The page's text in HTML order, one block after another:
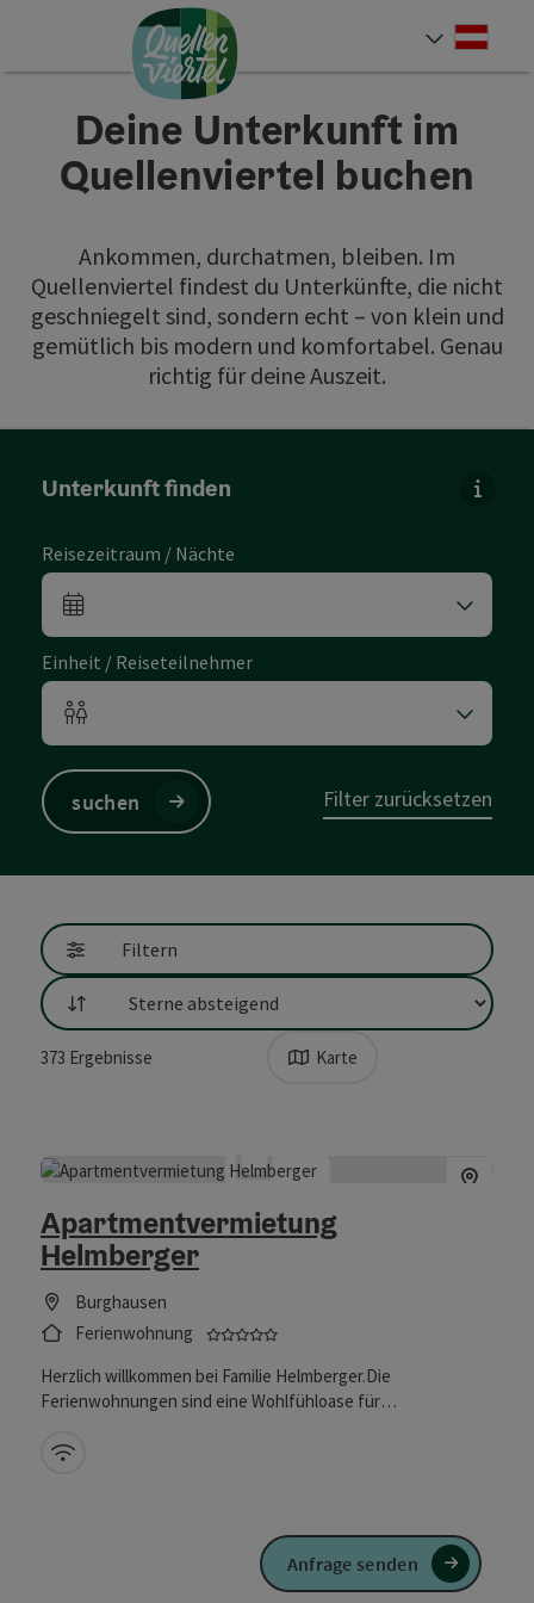
Zum InhaltAccesskey
[0]
Zur Navigation Accesskey
[1]
Zum Seitenanfang Accesskey
[2]
Deine Unterkunft im
Quellenviertel buchen
Ankommen, durchatmen, bleiben. Im
Quellenviertel findest du Unterkünfte, die nicht
geschniegelt sind, sondern echt – von klein und
gemütlich bis modern und komfortabel. Genau
richtig für deine Auszeit.
Unterkunft finden
Reisezeitraum / Nächte
An- und Abreisefelder
Einheit / Reiseteilnehmer
Einheitenanzahl und Personenfelder
suchen Filter zurücksetzen
Filtern
Sortierung
373 Ergebnisse Karte
Apartmentvermietung
Helmberger
Burghausen
Ferienwohnung
5 Sterne - geprüfter und
Herzlich willkommen bei Familie Helmberger.Die
Ferienwohnungen sind eine Wohlfühloase für
Ausstrahlung und viele Pflanzen machen Ihren Aufenthalt zu
W-Lan (kostenlos)
Anfrage senden